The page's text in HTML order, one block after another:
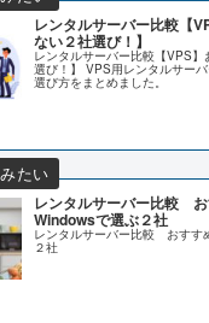
レンタルサーバー比較【
ない２社選び！】
レンタルサーバー比較【VPS
選び！】 VPS用レンタルサー
選び方をまとめました。
レンタルサーバー比較 お
Windowsで選ぶ２社
レンタルサーバー比較 おすす
２社